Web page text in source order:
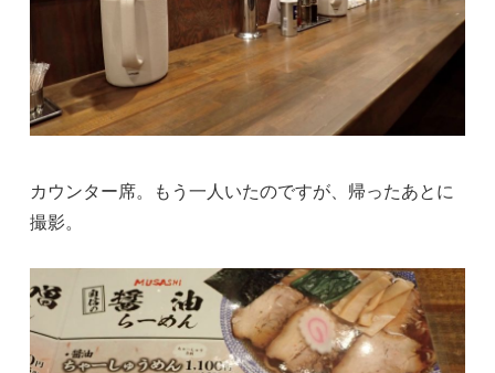
カウンター席。もう一人いたのですが、帰ったあとに
撮影。